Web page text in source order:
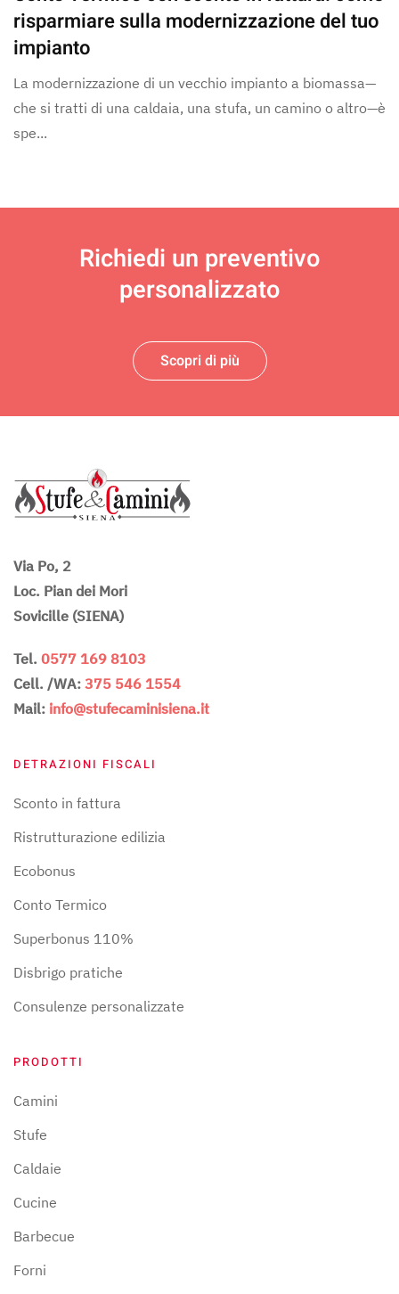
risparmiare sulla modernizzazione del tuo
impianto
La modernizzazione di un vecchio impianto a biomassa—
che si tratti di una caldaia, una stufa, un camino o altro—è
spe...
Richiedi un preventivo
personalizzato
Scopri di più
Via Po, 2
Loc. Pian dei Mori
Sovicille (SIENA)
Tel. 0577 169 8103
Cell. /WA: 375 546 1554
Mail: info@stufecaminisiena.it
DETRAZIONI FISCALI
Sconto in fattura
Ristrutturazione edilizia
Ecobonus
Conto Termico
Superbonus 110%
Disbrigo pratiche
Consulenze personalizzate
PRODOTTI
Camini
Stufe
Caldaie
Cucine
Barbecue
Forni